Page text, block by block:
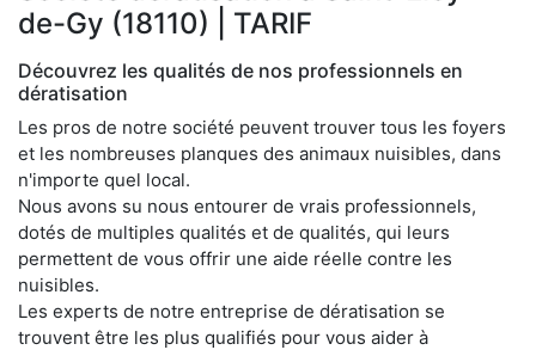
de-Gy (18110) | TARIF
Découvrez les qualités de nos professionnels en
dératisation
Les pros de notre société peuvent trouver tous les foyers
et les nombreuses planques des animaux nuisibles, dans
n'importe quel local.
Nous avons su nous entourer de vrais professionnels,
dotés de multiples qualités et de qualités, qui leurs
permettent de vous offrir une aide réelle contre les
nuisibles.
Les experts de notre entreprise de dératisation se
trouvent être les plus qualifiés pour vous aider à